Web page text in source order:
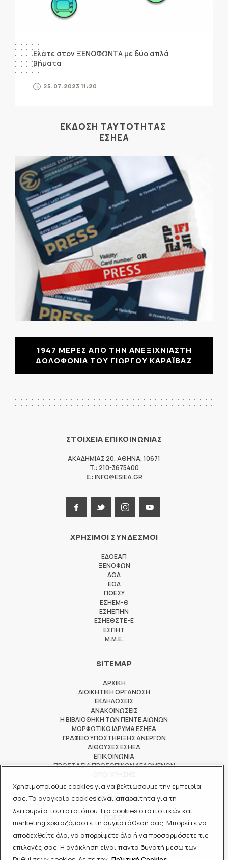
Χρησιμοποιούμε cookies για να βελτιώσουμε την εμπειρία
σας. Τα αναγκαία cookies είναι απαραίτητα για τη
λειτουργία του ιστοτόπου. Για cookies στατιστικών και
marketing χρειαζόμαστε τη συγκατάθεσή σας. Μπορείτε να
αποδεχθείτε όλα, να απορρίψετε όλα ή να προσαρμόσετε τις
επιλογές σας. Η ανάκληση είναι πάντα δυνατή μέσω των
Ελάτε στον ΞΕΝΟΦΩΝΤΑ με δύο απλά
βήματα
25.07.2023 11:20
ΕΚΔΟΣΗ ΤΑΥΤΟΤΗΤΑΣ
ΕΣΗΕΑ
1947 ΜΕΡΕΣ ΑΠΟ ΤΗΝ ΑΝΕΞΙΧΝΙΑΣΤΗ
ΔΟΛΟΦΟΝΙΑ ΤΟΥ ΓΙΩΡΓΟΥ ΚΑΡΑΪΒΑΖ
ΣΤΟΙΧΕΙΑ ΕΠΙΚΟΙΝΩΝΙΑΣ
ΑΚΑΔΗΜΙΑΣ 20, ΑΘΗΝΑ, 10671
T.: 210-3675400
E.:INFO@ESIEA.GR
ΧΡΗΣΙΜΟΙ ΣΥΝΔΕΣΜΟΙ
ΕΔΟΕΑΠ
ΞΕΝΟΦΩΝ
ΔΟΔ
ΕΟΔ
ΠΟΕΣΥ
ΕΣΗΕΜ-Θ
ΕΣΗΕΠΗΝ
ΕΣΗΕΘΣΤΕ-Ε
ΕΣΠΗΤ
M.M.E.
SITEMAP
ΑΡΧΙΚΗ
ΔΙΟΙΚΗΤΙΚΗ ΟΡΓΑΝΩΣΗ
ΕΚΔΗΛΩΣΕΙΣ
ΑΝΑΚΟΙΝΩΣΕΙΣ
Η ΒΙΒΛΙΟΘΗΚΗ ΤΩΝ ΠΕΝΤΕ ΑΙΩΝΩΝ
ΜΟΡΦΩΤΙΚΟ ΙΔΡΥΜΑ ΕΣΗΕΑ
ΓΡΑΦΕΙΟ ΥΠΟΣΤΗΡΙΞΗΣ ΑΝΕΡΓΩΝ
ΑΙΘΟΥΣΕΣ ΕΣΗΕΑ
ΕΠΙΚΟΙΝΩΝΙΑ
ΠΡΟΣΤΑΣΙΑ ΠΡΟΣΩΠΙΚΩΝ ΔΕΔΟΜΕΝΩΝ
ΜΕΛΟΣ ΤΩΝ
ΔΟΔ
ΕΟΔ